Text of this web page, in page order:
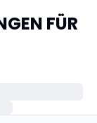
FÜR